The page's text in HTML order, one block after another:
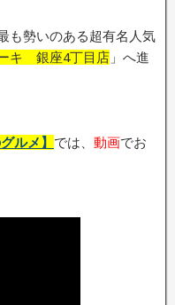
も勢いのある超有名人気
キ 銀座4丁目店 」へ進
ルメ】 では、 動画でお